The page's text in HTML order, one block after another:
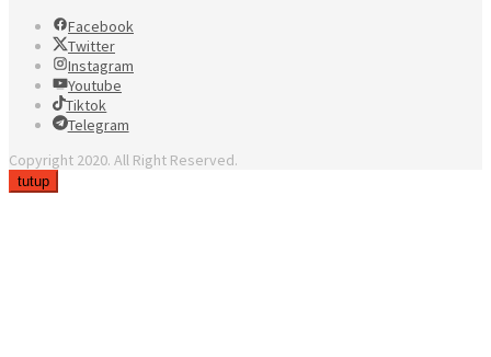
Facebook
Twitter
Instagram
Youtube
Tiktok
Telegram
Copyright 2020. All Right Reserved.
tutup